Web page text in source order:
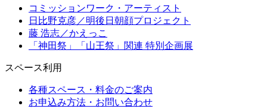
コミッションワーク・アーティスト
日比野克彦／明後日朝顔プロジェクト
藤 浩志／かえっこ
「神田祭」「山王祭」関連 特別企画展
スペース利用
各種スペース・料金のご案内
お申込み方法・お問い合わせ